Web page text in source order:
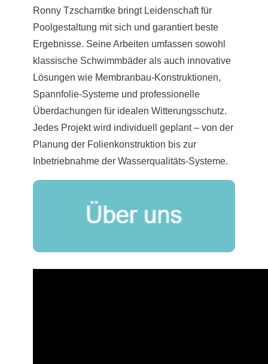
Ronny Tzscharntke bringt Leidenschaft für
Poolgestaltung mit sich und garantiert beste
Ergebnisse. Seine Arbeiten umfassen sowohl
klassische Schwimmbäder als auch innovative
Lösungen wie Membranbau-Konstruktionen,
Spannfolie-Systeme und professionelle
Überdachungen für idealen Witterungsschutz.
Jedes Projekt wird individuell geplant – von der
Planung der Folienkonstruktion bis zur
Inbetriebnahme der Wasserqualitäts-Systeme.